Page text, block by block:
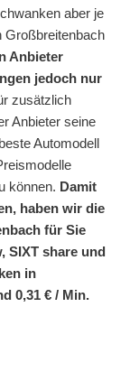
aber je
Großbreitenbach
Anbieter
jedoch nur
zusätzlich
Anbieter seine
Automodell
können. Damit
haben wir die
für Sie
SIXT share und
in
0,31 € / Min.